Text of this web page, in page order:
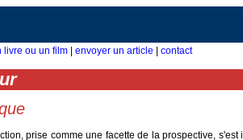
livre ou un film envoyer un article contact
prise comme une facette de la prospective, s'est